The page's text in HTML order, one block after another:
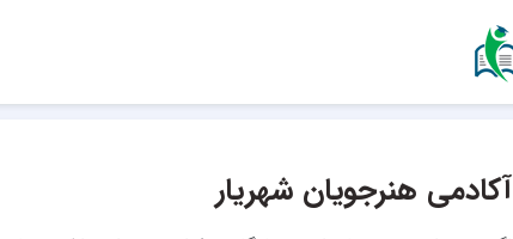
آکادمی هنرجویان شهریار